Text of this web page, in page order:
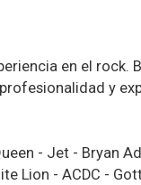
en el rock.
y
- Jet - Bryan
Lion - ACDC -